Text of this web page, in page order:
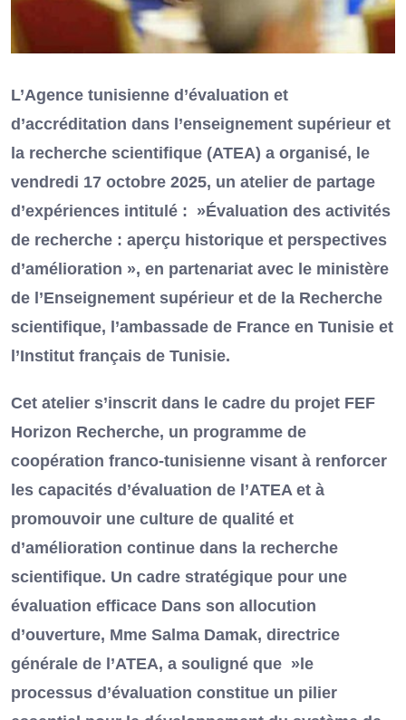
L’Agence tunisienne d’évaluation et
d’accréditation dans l’enseignement supérieur et
la recherche scientifique (ATEA) a organisé, le
vendredi 17 octobre 2025, un atelier de partage
d’expériences intitulé : »Évaluation des activités
de recherche : aperçu historique et perspectives
d’amélioration », en partenariat avec le ministère
de l’Enseignement supérieur et de la Recherche
scientifique, l’ambassade de France en Tunisie et
l’Institut français de Tunisie.
Cet atelier s’inscrit dans le cadre du projet FEF
Horizon Recherche, un programme de
coopération franco-tunisienne visant à renforcer
les capacités d’évaluation de l’ATEA et à
promouvoir une culture de qualité et
d’amélioration continue dans la recherche
scientifique. Un cadre stratégique pour une
évaluation efficace Dans son allocution
d’ouverture, Mme Salma Damak, directrice
générale de l’ATEA, a souligné que »le
processus d’évaluation constitue un pilier